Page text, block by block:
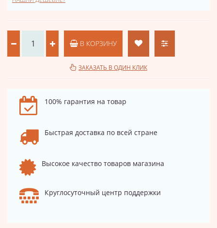
В КОРЗИНУ
ЗАКАЗАТЬ В ОДИН КЛИК
100% гарантия на товар
Быстрая доставка по всей стране
Высокое качество товаров магазина
Круглосуточный центр поддержки